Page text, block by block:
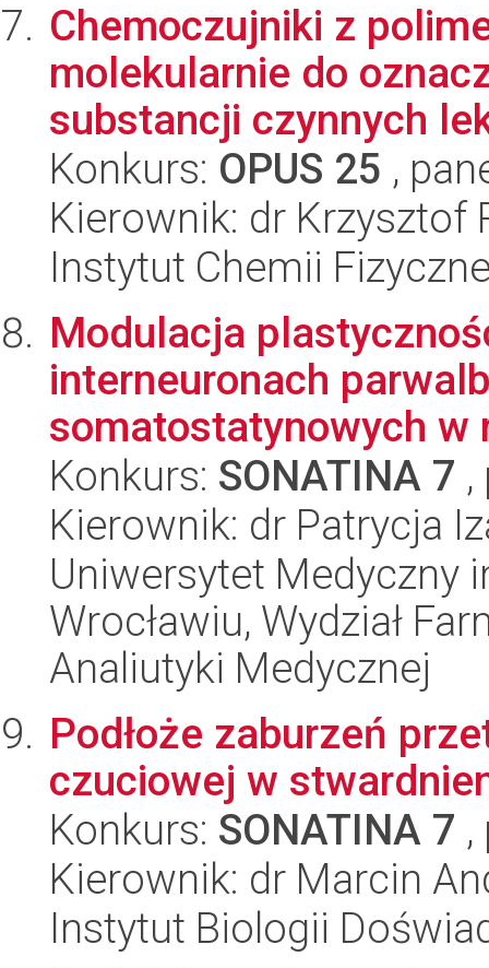
Chemoczujniki z
molekularnie do
substancji czynnych
Konkurs: OPUS 25 ,
Kierownik: dr Krzysztof
Instytut Chemii
Modulacja
interneuronach
somatostatynowych w
Konkurs: SONATINA 7
Kierownik: dr Patrycja
Uniwersytet Medyczny
Wrocławiu, Wydział
Analiutyki Medycznej
Podłoże zaburzeń
czuciowej w
Konkurs: SONATINA 7
Kierownik: dr Marcin
Instytut Biologii